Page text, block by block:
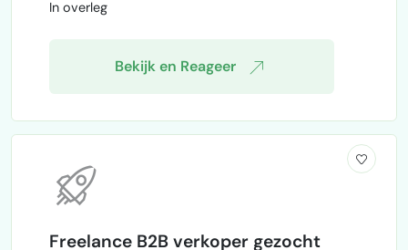
Belgische onderneming gevestigd in
In overleg
Bekijk en Reageer
Freelance B2B verkoper gezocht